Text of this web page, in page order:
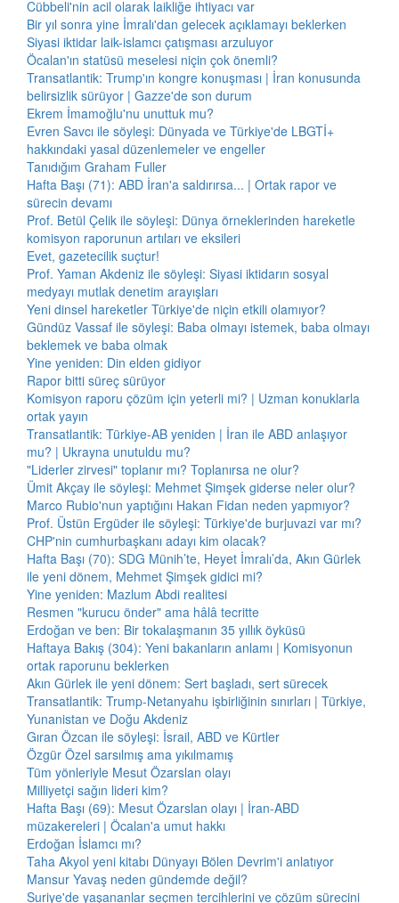
Cübbeli'nin acil olarak laikliğe ihtiyacı var
Bir yıl sonra yine İmralı'dan gelecek açıklamayı beklerken
Siyasi iktidar laik-islamcı çatışması arzuluyor
Öcalan'ın statüsü meselesi niçin çok önemli?
Transatlantik: Trump'ın kongre konuşması | İran konusunda
belirsizlik sürüyor | Gazze'de son durum
Ekrem İmamoğlu'nu unuttuk mu?
Evren Savcı ile söyleşi: Dünyada ve Türkiye'de LBGTİ+
hakkındaki yasal düzenlemeler ve engeller
Tanıdığım Graham Fuller
Hafta Başı (71): ABD İran'a saldırırsa... | Ortak rapor ve
sürecin devamı
Prof. Betül Çelik ile söyleşi: Dünya örneklerinden hareketle
komisyon raporunun artıları ve eksileri
Evet, gazetecilik suçtur!
Prof. Yaman Akdeniz ile söyleşi: Siyasi iktidarın sosyal
medyayı mutlak denetim arayışları
Yeni dinsel hareketler Türkiye'de niçin etkili olamıyor?
Gündüz Vassaf ile söyleşi: Baba olmayı istemek, baba olmayı
beklemek ve baba olmak
Yine yeniden: Din elden gidiyor
Rapor bitti süreç sürüyor
Komisyon raporu çözüm için yeterli mi? | Uzman konuklarla
ortak yayın
Transatlantik: Türkiye-AB yeniden | İran ile ABD anlaşıyor
mu? | Ukrayna unutuldu mu?
"Liderler zirvesi" toplanır mı? Toplanırsa ne olur?
Ümit Akçay ile söyleşi: Mehmet Şimşek giderse neler olur?
Marco Rubio'nun yaptığını Hakan Fidan neden yapmıyor?
Prof. Üstün Ergüder ile söyleşi: Türkiye'de burjuvazi var mı?
CHP'nin cumhurbaşkanı adayı kim olacak?
Hafta Başı (70): SDG Münih’te, Heyet İmralı’da, Akın Gürlek
ile yeni dönem, Mehmet Şimşek gidici mi?
Yine yeniden: Mazlum Abdi realitesi
Resmen "kurucu önder" ama hâlâ tecritte
Erdoğan ve ben: Bir tokalaşmanın 35 yıllık öyküsü
Haftaya Bakış (304): Yeni bakanların anlamı | Komisyonun
ortak raporunu beklerken
Akın Gürlek ile yeni dönem: Sert başladı, sert sürecek
Transatlantik: Trump-Netanyahu işbirliğinin sınırları | Türkiye,
Yunanistan ve Doğu Akdeniz
Gıran Özcan ile söyleşi: İsrail, ABD ve Kürtler
Özgür Özel sarsılmış ama yıkılmamış
Tüm yönleriyle Mesut Özarslan olayı
Milliyetçi sağın lideri kim?
Hafta Başı (69): Mesut Özarslan olayı | İran-ABD
müzakereleri | Öcalan'a umut hakkı
Erdoğan İslamcı mı?
Taha Akyol yeni kitabı Dünyayı Bölen Devrim'i anlatıyor
Mansur Yavaş neden gündemde değil?
Suriye'de yaşananlar seçmen tercihlerini ve çözüm sürecini